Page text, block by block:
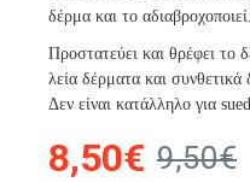
δέρμα και το
Προστατεύει και θρέφει το
λεία δέρματα και συνθετικά
Δεν είναι κατάλληλο για
8,50€ 9,50€